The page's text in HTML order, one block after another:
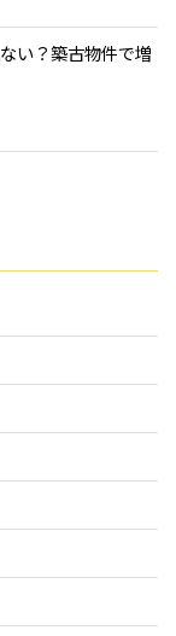
い？築古物件で増